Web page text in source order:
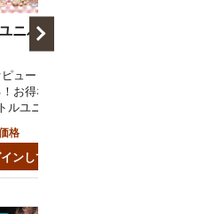
ニバースオキナ
ューロランドがや
お得なセットチケ
ルユニバースとサン
当日9時まで予約OK
格
ンして価格を表示